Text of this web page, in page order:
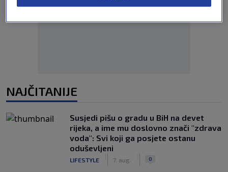
Oglas
NAJČITANIJE
Susjedi pišu o gradu u BiH na devet
rijeka, a ime mu doslovno znači "zdrava
voda": Svi koji ga posjete ostanu
oduševljeni
LIFESTYLE 7. aug. 0